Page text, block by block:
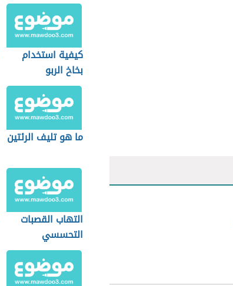
كيفية استخدام
بخاخ الربو
ما هو تليف الرئتين
التهاب القصبات
التحسسي